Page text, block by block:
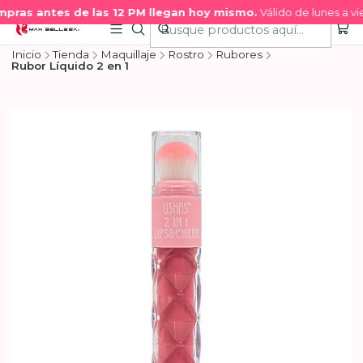
antes de las 12 PM llegan hoy mismo.Válido de lunes a
Inicio Tienda Maquillaje Rostro
Rubores
Rubor Líquido 2 en 1